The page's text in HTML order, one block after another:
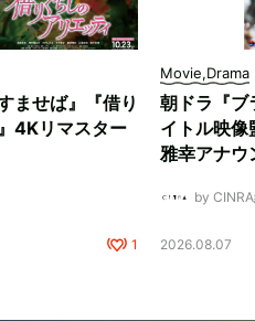
ませば』『借り
4Kリマスター
1
Movie,Drama
朝ドラ『ブ
イトル映像
雅幸アナウ
by
2026.08.07